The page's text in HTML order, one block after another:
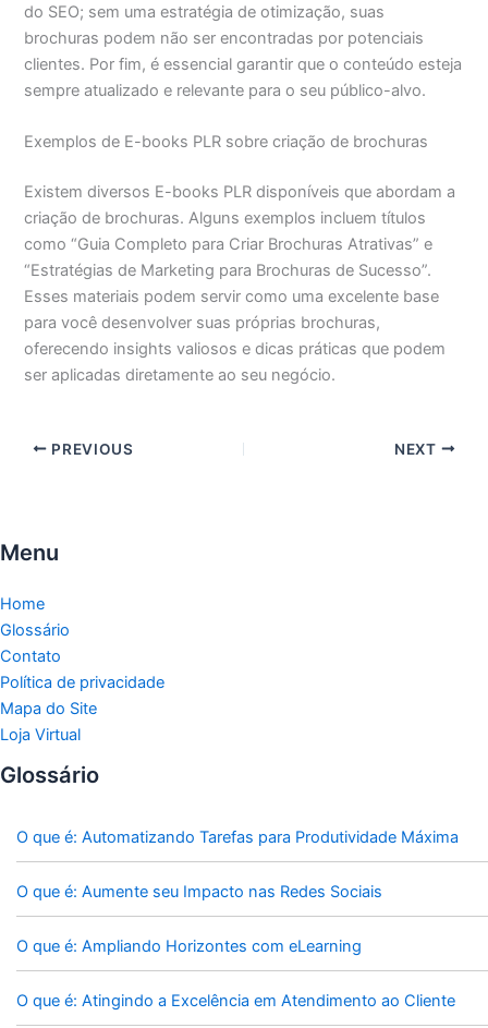
do SEO; sem uma estratégia de otimização, suas
brochuras podem não ser encontradas por potenciais
clientes. Por fim, é essencial garantir que o conteúdo esteja
sempre atualizado e relevante para o seu público-alvo.
Exemplos de E-books PLR sobre criação de brochuras
Existem diversos E-books PLR disponíveis que abordam a
criação de brochuras. Alguns exemplos incluem títulos
como “Guia Completo para Criar Brochuras Atrativas” e
“Estratégias de Marketing para Brochuras de Sucesso”.
Esses materiais podem servir como uma excelente base
para você desenvolver suas próprias brochuras,
oferecendo insights valiosos e dicas práticas que podem
ser aplicadas diretamente ao seu negócio.
PREVIOUS NEXT
Menu
Home
Glossário
Contato
Política de privacidade
Mapa do Site
Loja Virtual
Glossário
O que é: Automatizando Tarefas para Produtividade Máxima
O que é: Aumente seu Impacto nas Redes Sociais
O que é: Ampliando Horizontes com eLearning
O que é: Atingindo a Excelência em Atendimento ao Cliente